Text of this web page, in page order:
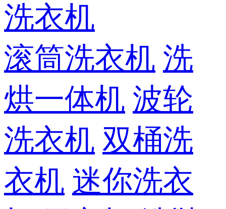
洗衣机
滚筒洗衣机 洗
烘一体机 波轮
洗衣机 双桶洗
衣机 迷你洗衣